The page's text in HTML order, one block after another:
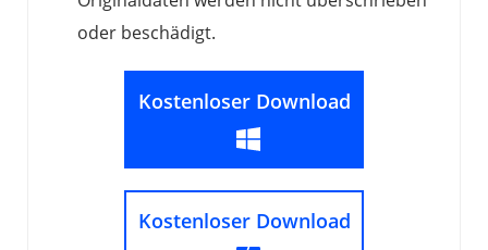
oder beschädigt.
Kostenloser Download
Kostenloser Download